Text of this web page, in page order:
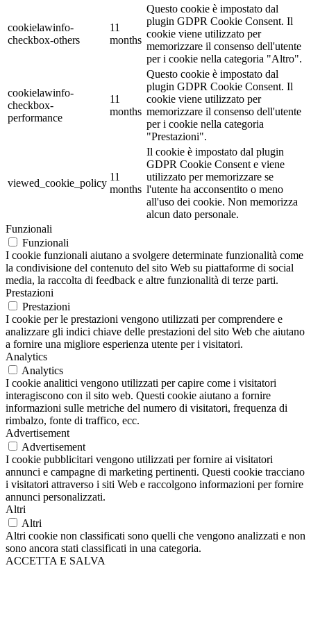
cookielawinfo-
checkbox-others
11
months
Questo cookie è impostato dal
plugin GDPR Cookie Consent. Il
cookie viene utilizzato per
memorizzare il consenso dell'utente
per i cookie nella categoria "Altro".
cookielawinfo-
checkbox-
performance
11
months
Questo cookie è impostato dal
plugin GDPR Cookie Consent. Il
cookie viene utilizzato per
memorizzare il consenso dell'utente
per i cookie nella categoria
"Prestazioni".
viewed_cookie_policy
11
months
Il cookie è impostato dal plugin
GDPR Cookie Consent e viene
utilizzato per memorizzare se
l'utente ha acconsentito o meno
all'uso dei cookie. Non memorizza
alcun dato personale.
Funzionali
Funzionali
I cookie funzionali aiutano a svolgere determinate funzionalità come
la condivisione del contenuto del sito Web su piattaforme di social
media, la raccolta di feedback e altre funzionalità di terze parti.
Prestazioni
Prestazioni
I cookie per le prestazioni vengono utilizzati per comprendere e
analizzare gli indici chiave delle prestazioni del sito Web che aiutano
a fornire una migliore esperienza utente per i visitatori.
Analytics
Analytics
I cookie analitici vengono utilizzati per capire come i visitatori
interagiscono con il sito web. Questi cookie aiutano a fornire
informazioni sulle metriche del numero di visitatori, frequenza di
rimbalzo, fonte di traffico, ecc.
Advertisement
Advertisement
I cookie pubblicitari vengono utilizzati per fornire ai visitatori
annunci e campagne di marketing pertinenti. Questi cookie tracciano
i visitatori attraverso i siti Web e raccolgono informazioni per fornire
annunci personalizzati.
Altri
Altri
Altri cookie non classificati sono quelli che vengono analizzati e non
sono ancora stati classificati in una categoria.
ACCETTA E SALVA